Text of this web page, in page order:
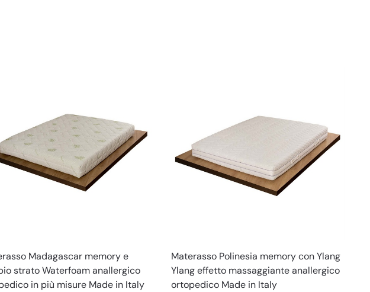
Madagascar memory e
strato Waterfoam anallergico
in più misure Made in Italy
Materasso Polinesia memory con Ylang
Ylang effetto massaggiante anallergico
ortopedico Made in Italy